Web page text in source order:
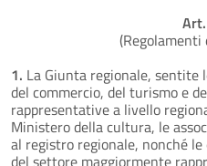
1. La Giunta regionale, sentite
del commercio, del turismo e
rappresentative a livello
Ministero della cultura, le
al registro regionale, nonché
del settore maggiormente